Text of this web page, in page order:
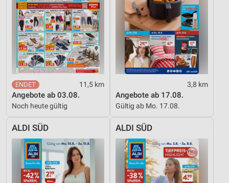
11,5 km
Angebote ab 03.08.
Noch heute gültig
3,8 km
Angebote ab 17.08.
Gültig ab Mo. 17.08.
ALDI SÜD ALDI SÜD
Verwendung reduzierter Daten zur Auswahl von
Werbeanzeigen
Erstellung von Profilen für personalisierte
Werbung
Verwendung von Profilen zur Auswahl
personalisierter Werbung
Erstellung von Profilen zur Personalisierung
von Inhalten
Verwendung von Profilen zur Auswahl
personalisierter Inhalte
Messung der Werbeleistung
Messung der Performance von Inhalten